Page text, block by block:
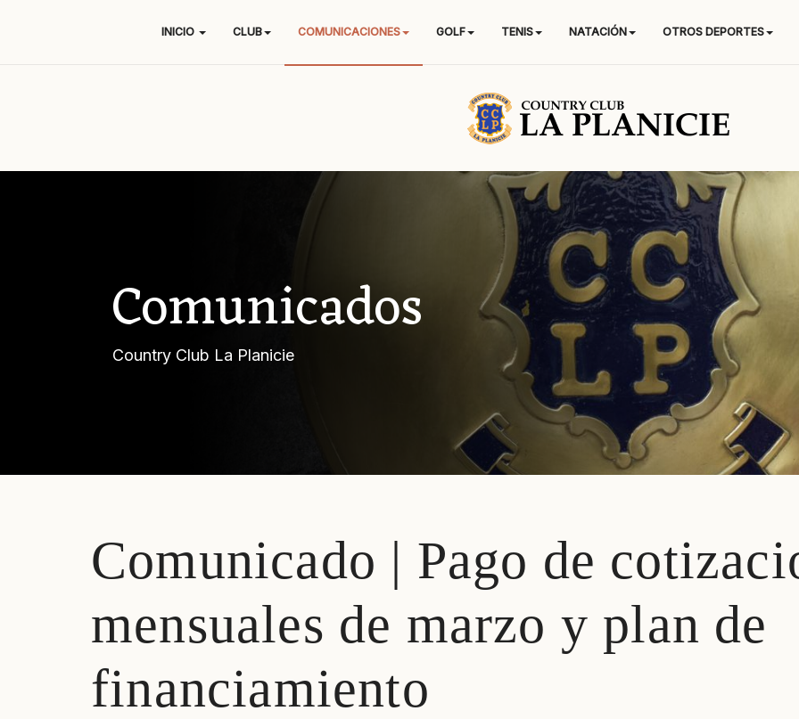
INICIO CLUB COMUNICACIONES GOLF TENIS NATACIÓN OTROS DEPORTES
Comunicados
Country Club La Planicie
Comunicado | Pago de
mensuales de marzo y plan de
financiamiento